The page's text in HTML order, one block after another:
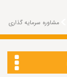
مشاوره سرمایه گذاری